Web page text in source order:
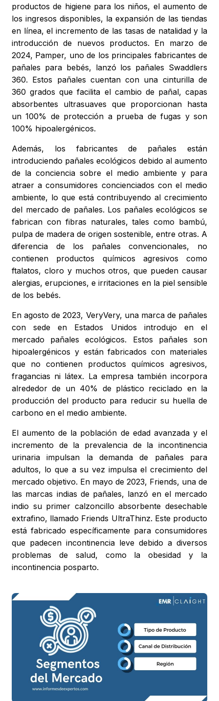
productos de higiene para los niños, el aumento de
los ingresos disponibles, la expansión de las tiendas
en línea, el incremento de las tasas de natalidad y la
introducción de nuevos productos. En marzo de
2024, Pamper, uno de los principales fabricantes de
pañales para bebés, lanzó los pañales Swaddlers
360. Estos pañales cuentan con una cinturilla de
360 grados que facilita el cambio de pañal, capas
absorbentes ultrasuaves que proporcionan hasta
un 100% de protección a prueba de fugas y son
100% hipoalergénicos.
Además, los fabricantes de pañales están
introduciendo pañales ecológicos debido al aumento
de la conciencia sobre el medio ambiente y para
atraer a consumidores concienciados con el medio
ambiente, lo que está contribuyendo al crecimiento
del mercado de pañales. Los pañales ecológicos se
fabrican con fibras naturales, tales como bambú,
pulpa de madera de origen sostenible, entre otras. A
diferencia de los pañales convencionales, no
contienen productos químicos agresivos como
ftalatos, cloro y muchos otros, que pueden causar
alergias, erupciones, e irritaciones en la piel sensible
de los bebés.
En agosto de 2023, VeryVery, una marca de pañales
con sede en Estados Unidos introdujo en el
mercado pañales ecológicos. Estos pañales son
hipoalergénicos y están fabricados con materiales
que no contienen productos químicos agresivos,
fragancias ni látex. La empresa también incorpora
alrededor de un 40% de plástico reciclado en la
producción del producto para reducir su huella de
carbono en el medio ambiente.
El aumento de la población de edad avanzada y el
incremento de la prevalencia de la incontinencia
urinaria impulsan la demanda de pañales para
adultos, lo que a su vez impulsa el crecimiento del
mercado objetivo. En mayo de 2023, Friends, una de
las marcas indias de pañales, lanzó en el mercado
indio su primer calzoncillo absorbente desechable
extrafino, llamado Friends UltraThinz. Este producto
está fabricado específicamente para consumidores
que padecen incontinencia leve debido a diversos
problemas de salud, como la obesidad y la
incontinencia posparto.